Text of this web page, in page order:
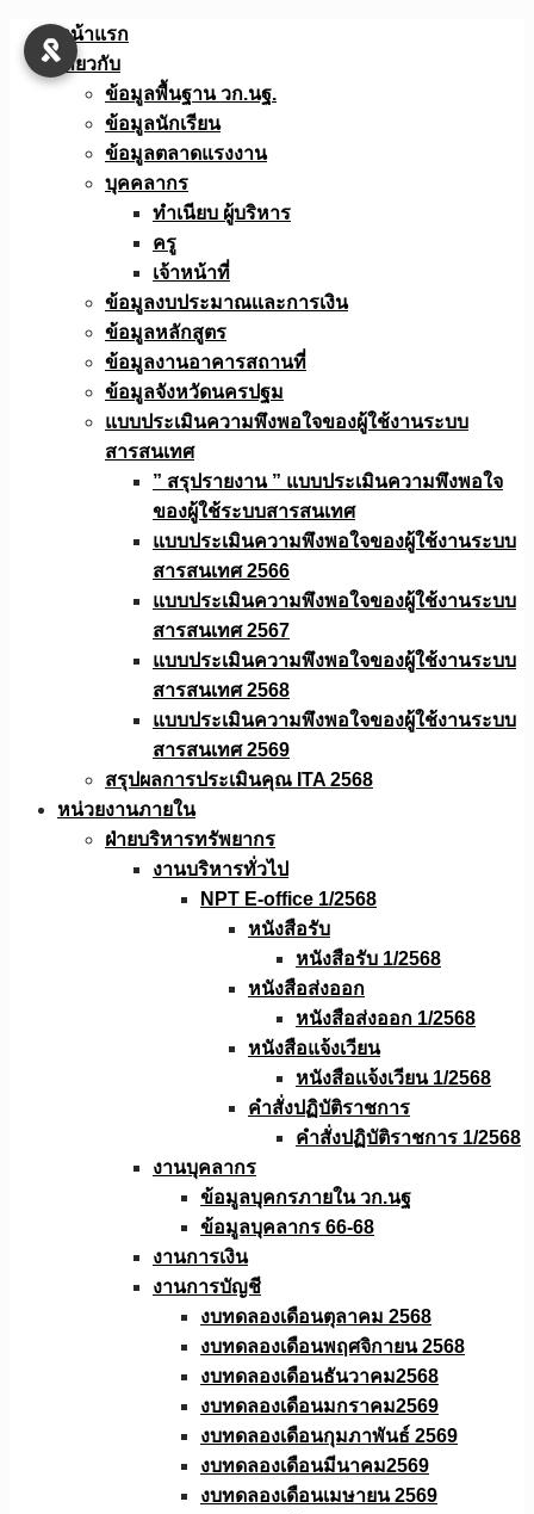
Skip
หน้าแรก
เกี่ยวกับ
ข้อมูลพื้นฐาน วก.นฐ.
ข้อมูลนักเรียน
ข้อมูลตลาดแรงงาน
บุคคลากร
ทำเนียบ ผู้บริหาร
ครู
เจ้าหน้าที่
ข้อมูลงบประมาณเเละการเงิน
ข้อมูลหลักสูตร
ข้อมูลงานอาคารสถานที่
ข้อมูลจังหวัดนครปฐม
แบบประเมินความพึงพอใจของผู้ใช้งานระบบ
สารสนเทศ
” สรุปรายงาน ” แบบประเมินความพึงพอใจ
ของผู้ใช้ระบบสารสนเทศ
แบบประเมินความพึงพอใจของผู้ใช้งานระบบ
สารสนเทศ 2566
แบบประเมินความพึงพอใจของผู้ใช้งานระบบ
สารสนเทศ 2567
แบบประเมินความพึงพอใจของผู้ใช้งานระบบ
สารสนเทศ 2568
แบบประเมินความพึงพอใจของผู้ใช้งานระบบ
สารสนเทศ 2569
สรุปผลการประเมินคุณ ITA 2568
หน่วยงานภายใน
ฝ่ายบริหารทรัพยากร
งานบริหารทั่วไป
NPT E-office 1/2568
หนังสือรับ
หนังสือรับ 1/2568
หนังสือส่งออก
หนังสือส่งออก 1/2568
หนังสือแจ้งเวียน
หนังสือเเจ้งเวียน 1/2568
คำสั่งปฏิบัติราชการ
คำสั่งปฏิบัติราชการ 1/2568
งานบุคลากร
ข้อมูลบุคกรภายใน วก.นฐ
ข้อมูลบุคลากร 66-68
งานการเงิน
งานการบัญชี
งบทดลองเดือนตุลาคม 2568
งบทดลองเดือนพฤศจิกายน 2568
งบทดลองเดือนธันวาคม2568
งบทดลองเดือนมกราคม2569
งบทดลองเดือนกุมภาพันธ์ 2569
งบทดลองเดือนมีนาคม2569
งบทดลองเดือนเมษายน 2569